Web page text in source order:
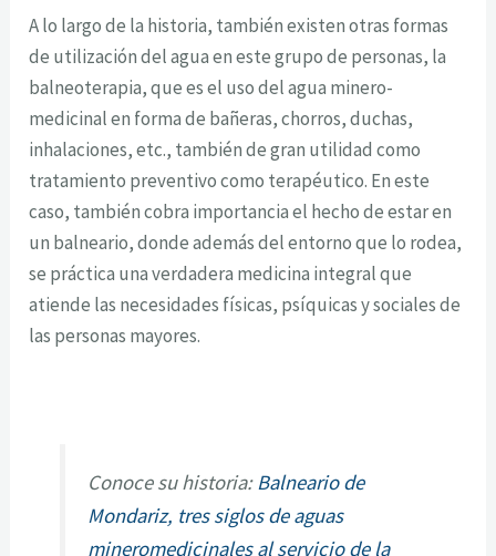
A lo largo de la historia, también existen otras formas
de utilización del agua en este grupo de personas, la
balneoterapia, que es el uso del agua minero-
medicinal en forma de bañeras, chorros, duchas,
inhalaciones, etc., también de gran utilidad como
tratamiento preventivo como terapéutico. En este
caso, también cobra importancia el hecho de estar en
un balneario, donde además del entorno que lo rodea,
se práctica una verdadera medicina integral que
atiende las necesidades físicas, psíquicas y sociales de
las personas mayores.
Conoce su historia: Balneario de
Mondariz, tres siglos de aguas
mineromedicinales al servicio de la